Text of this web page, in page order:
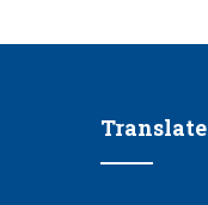
Translate